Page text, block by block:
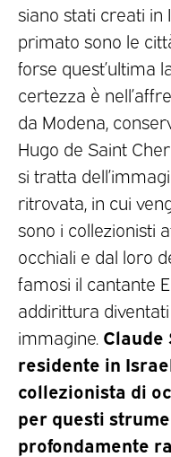
siano stati creati in
primato sono le
forse quest’ultima
certezza è
da Modena,
Hugo de Saint
si tratta
ritrovata, in cui
sono i collezionisti
occhiali e dal loro
famosi il cantante
addirittura
immagine. Claude
residente in
collezionista di
per questi
profondamente